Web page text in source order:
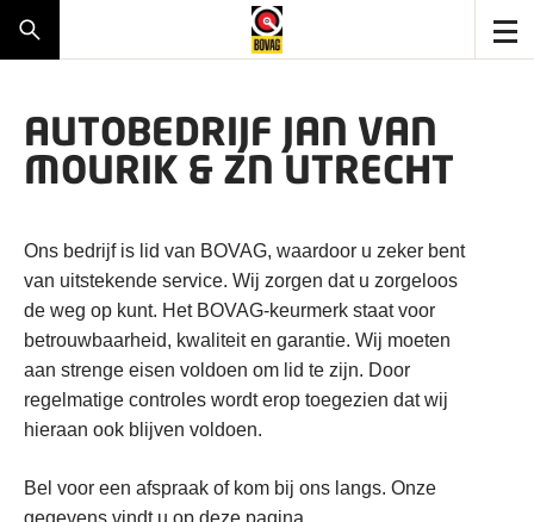
AUTOBEDRIJF JAN VAN
MOURIK & ZN UTRECHT
Ons bedrijf is lid van BOVAG, waardoor u zeker bent
van uitstekende service. Wij zorgen dat u zorgeloos
de weg op kunt. Het BOVAG-keurmerk staat voor
betrouwbaarheid, kwaliteit en garantie. Wij moeten
aan strenge eisen voldoen om lid te zijn. Door
regelmatige controles wordt erop toegezien dat wij
hieraan ook blijven voldoen.
Bel voor een afspraak of kom bij ons langs. Onze
gegevens vindt u op deze pagina.